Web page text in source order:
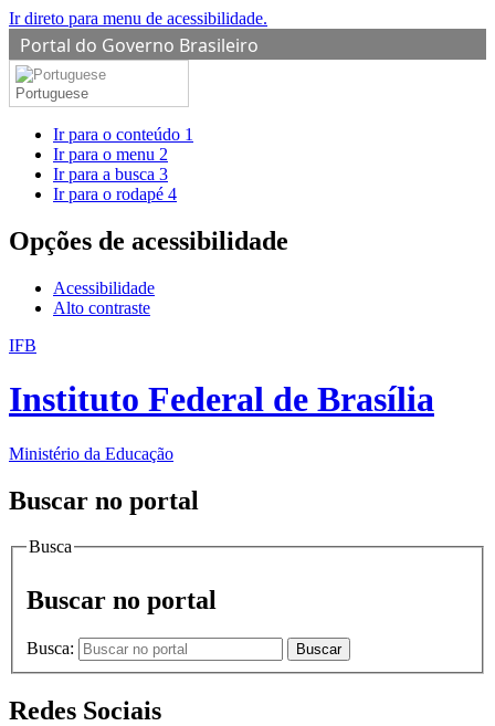
Ir direto para menu de acessibilidade.
Portal do Governo Brasileiro
Portuguese
Ir para o conteúdo 1
Ir para o menu 2
Ir para a busca 3
Ir para o rodapé 4
Opções de acessibilidade
Acessibilidade
Alto contraste
IFB
Instituto Federal de Brasília
Ministério da Educação
Buscar no portal
Busca
Buscar no portal
Busca: Buscar
Redes Sociais